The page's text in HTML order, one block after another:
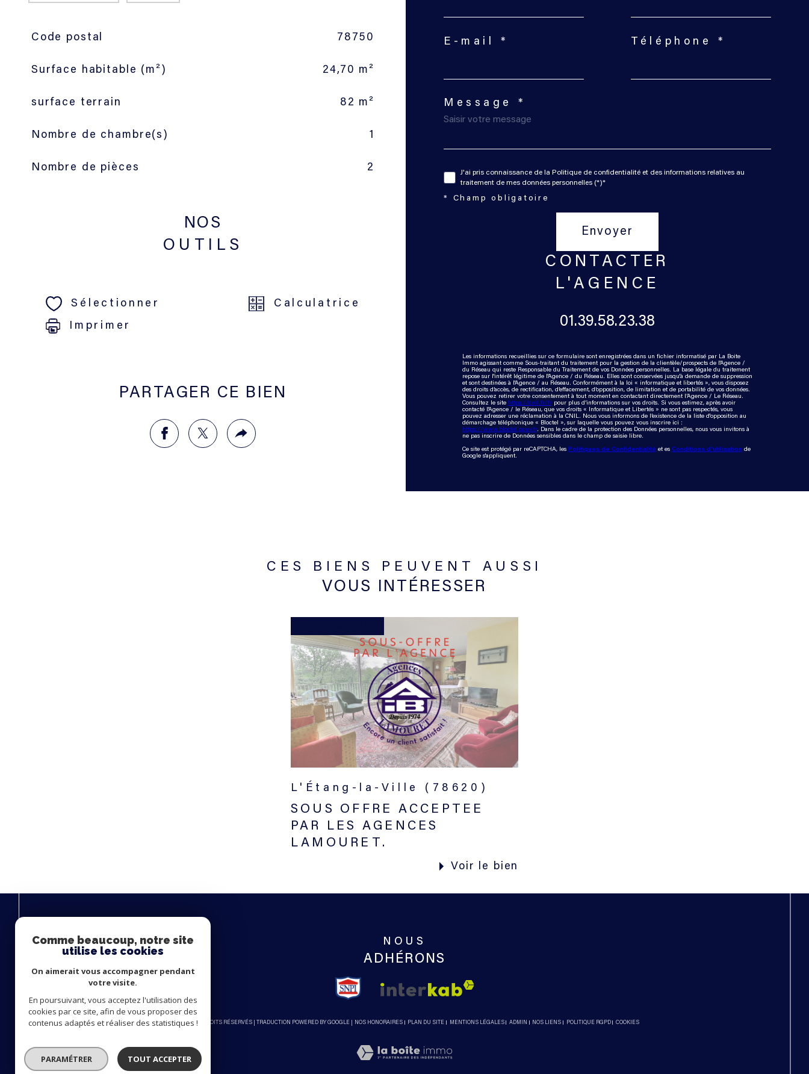
TRAD_SIROCCO_Caracteristique
Code postal 78750
Surface habitable (m²) 24,70 m²
surface terrain 82 m²
Nombre de chambre(s) 1
Nombre de pièces 2
NOS
OUTILS
Sélectionner
Calculatrice
Imprimer
PARTAGER CE BIEN
E-mail * Téléphone *
Message *
J'ai pris connaissance de la Politique de confidentialité et des informations relatives au
traitement de mes données personnelles (*)*
* Champ obligatoire
Envoyer
CONTACTER
L'AGENCE
01.39.58.23.38
Les informations recueillies sur ce formulaire sont enregistrées dans un fichier informatisé par La Boite
Immo agissant comme Sous-traitant du traitement pour la gestion de la clientèle/prospects de l'Agence /
du Réseau qui reste Responsable du Traitement de vos Données personnelles. La base légale du traitement
repose sur l'intérêt légitime de l'Agence / du Réseau. Elles sont conservées jusqu'à demande de suppression
et sont destinées à l'Agence / au Réseau. Conformément à la loi « informatique et libertés », vous disposez
des droits d’accès, de rectification, d’effacement, d’opposition, de limitation et de portabilité de vos données.
Vous pouvez retirer votre consentement à tout moment en contactant directement l’Agence / Le Réseau.
Consultez le site https://cnil.fr/frpour plus d’informations sur vos droits. Si vous estimez, après avoir
contacté l'Agence / le Réseau, que vos droits « Informatique et Libertés » ne sont pas respectés, vous
pouvez adresser une réclamation à la CNIL. Nous vous informons de l’existence de la liste d'opposition au
démarchage téléphonique « Bloctel », sur laquelle vous pouvez vous inscrire ici :
https://www.bloctel.gouv.fr. Dans le cadre de la protection des Données personnelles, nous vous invitons à
ne pas inscrire de Données sensibles dans le champ de saisie libre.
Ce site est protégé par reCAPTCHA, les Politiques de Confidentialité et es Conditions d'utilisation de
Google s'appliquent.
CES BIENS PEUVENT AUSSI
VOUS INTÉRESSER
L'Étang-la-Ville (78620)
SOUS OFFRE ACCEPTEE
PAR LES AGENCES
LAMOURET.
Voir le bien
NOUS
ADHÉRONS
© 2026 | TOUS DROITS RÉSERVÉS | TRADUCTION POWERED BY GOOGLE | NOS HONORAIRES PLAN DU SITE MENTIONS LÉGALES ADMIN NOS LIENS POLITIQUE RGPD COOKIES
Comme beaucoup, notre site
utilise les cookies
On aimerait vous accompagner pendant
votre visite.
En poursuivant, vous acceptez l'utilisation des
cookies par ce site, afin de vous proposer des
contenus adaptés et réaliser des statistiques !
PARAMÉTRER TOUT ACCEPTER